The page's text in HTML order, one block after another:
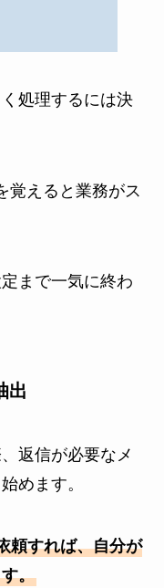
処理するには決
覚えると業務がス
まで一気に終わ
出
返信が必要なメ
めます。
頼すれば、自分が
。